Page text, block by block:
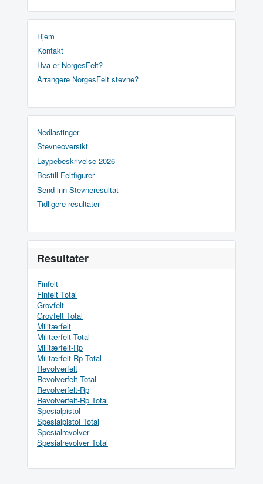
Hjem
Kontakt
Hva er NorgesFelt?
Arrangere NorgesFelt stevne?
Nedlastinger
Stevneoversikt
Løypebeskrivelse 2026
Bestill Feltfigurer
Send inn Stevneresultat
Tidligere resultater
Resultater
Finfelt
Finfelt Total
Grovfelt
Grovfelt Total
Militærfelt
Militærfelt Total
Militærfelt-Rp
Militærfelt-Rp Total
Revolverfelt
Revolverfelt Total
Revolverfelt-Rp
Revolverfelt-Rp Total
Spesialpistol
Spesialpistol Total
Spesialrevolver
Spesialrevolver Total